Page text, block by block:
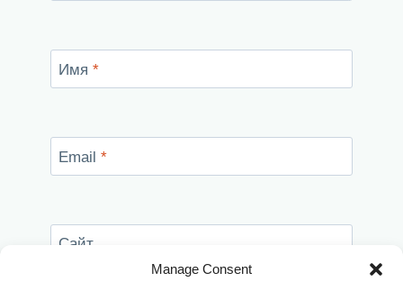
Manage Consent
Имя *
Email *
Сайт